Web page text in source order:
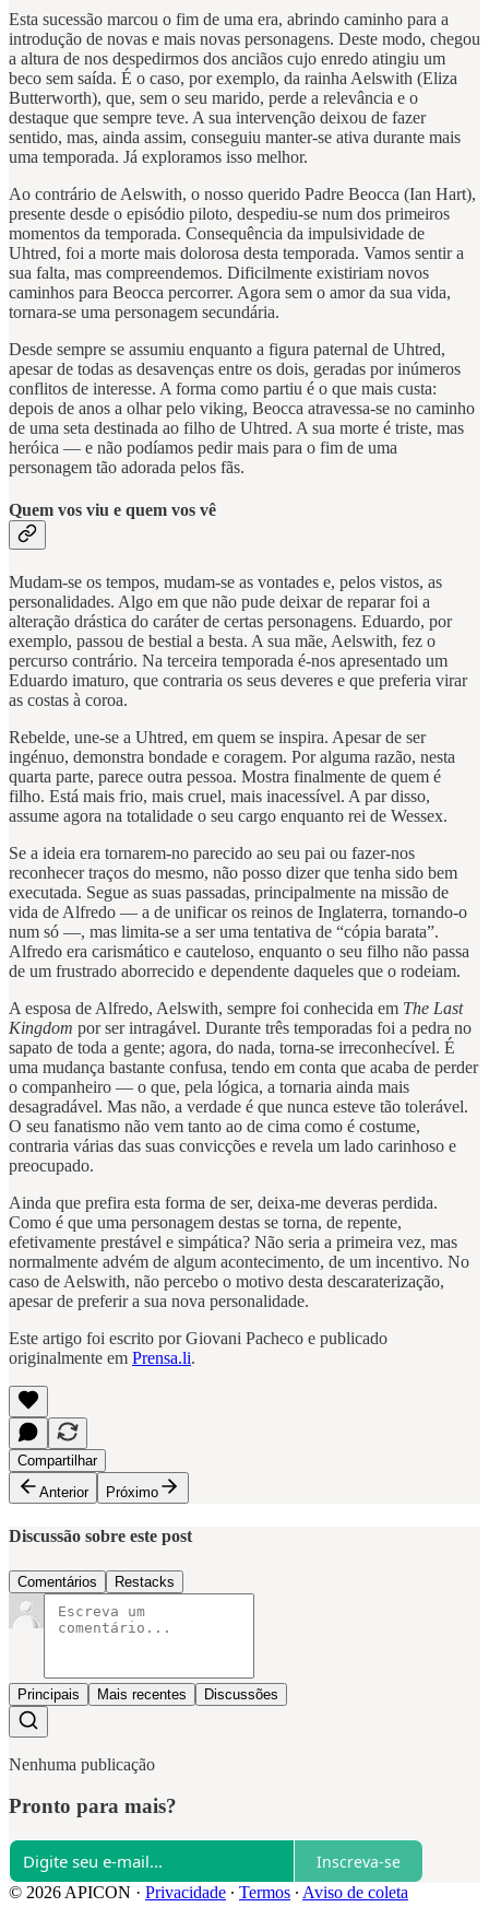
Esta sucessão marcou o fim de uma era, abrindo caminho para a
introdução de novas e mais novas personagens. Deste modo, chegou
a altura de nos despedirmos dos anciãos cujo enredo atingiu um
beco sem saída. É o caso, por exemplo, da rainha Aelswith (Eliza
Butterworth), que, sem o seu marido, perde a relevância e o
destaque que sempre teve. A sua intervenção deixou de fazer
sentido, mas, ainda assim, conseguiu manter-se ativa durante mais
uma temporada. Já exploramos isso melhor.
Ao contrário de Aelswith, o nosso querido Padre Beocca (Ian Hart),
presente desde o episódio piloto, despediu-se num dos primeiros
momentos da temporada. Consequência da impulsividade de
Uhtred, foi a morte mais dolorosa desta temporada. Vamos sentir a
sua falta, mas compreendemos. Dificilmente existiriam novos
caminhos para Beocca percorrer. Agora sem o amor da sua vida,
tornara-se uma personagem secundária.
Desde sempre se assumiu enquanto a figura paternal de Uhtred,
apesar de todas as desavenças entre os dois, geradas por inúmeros
conflitos de interesse. A forma como partiu é o que mais custa:
depois de anos a olhar pelo viking, Beocca atravessa-se no caminho
de uma seta destinada ao filho de Uhtred. A sua morte é triste, mas
heróica — e não podíamos pedir mais para o fim de uma
personagem tão adorada pelos fãs.
Quem vos viu e quem vos vê
Mudam-se os tempos, mudam-se as vontades e, pelos vistos, as
personalidades. Algo em que não pude deixar de reparar foi a
alteração drástica do caráter de certas personagens. Eduardo, por
exemplo, passou de bestial a besta. A sua mãe, Aelswith, fez o
percurso contrário. Na terceira temporada é-nos apresentado um
Eduardo imaturo, que contraria os seus deveres e que preferia virar
as costas à coroa.
Rebelde, une-se a Uhtred, em quem se inspira. Apesar de ser
ingénuo, demonstra bondade e coragem. Por alguma razão, nesta
quarta parte, parece outra pessoa. Mostra finalmente de quem é
filho. Está mais frio, mais cruel, mais inacessível. A par disso,
assume agora na totalidade o seu cargo enquanto rei de Wessex.
Se a ideia era tornarem-no parecido ao seu pai ou fazer-nos
reconhecer traços do mesmo, não posso dizer que tenha sido bem
executada. Segue as suas passadas, principalmente na missão de
vida de Alfredo — a de unificar os reinos de Inglaterra, tornando-o
num só —, mas limita-se a ser uma tentativa de “cópia barata”.
Alfredo era carismático e cauteloso, enquanto o seu filho não passa
de um frustrado aborrecido e dependente daqueles que o rodeiam.
A esposa de Alfredo, Aelswith, sempre foi conhecida em The Last
Kingdom por ser intragável. Durante três temporadas foi a pedra no
sapato de toda a gente; agora, do nada, torna-se irreconhecível. É
uma mudança bastante confusa, tendo em conta que acaba de perder
o companheiro — o que, pela lógica, a tornaria ainda mais
desagradável. Mas não, a verdade é que nunca esteve tão tolerável.
O seu fanatismo não vem tanto ao de cima como é costume,
contraria várias das suas convicções e revela um lado carinhoso e
preocupado.
Ainda que prefira esta forma de ser, deixa-me deveras perdida.
Como é que uma personagem destas se torna, de repente,
efetivamente prestável e simpática? Não seria a primeira vez, mas
normalmente advém de algum acontecimento, de um incentivo. No
caso de Aelswith, não percebo o motivo desta descaraterização,
apesar de preferir a sua nova personalidade.
Este artigo foi escrito por Giovani Pacheco e publicado
originalmente em Prensa.li.
Compartilhar
Anterior
Próximo
Discussão sobre este post
Comentários Restacks
Principais Mais recentes Discussões
Nenhuma publicação
Pronto para mais?
Inscreva-se
© 2026 APICON · Privacidade ∙ Termos ∙ Aviso de coleta